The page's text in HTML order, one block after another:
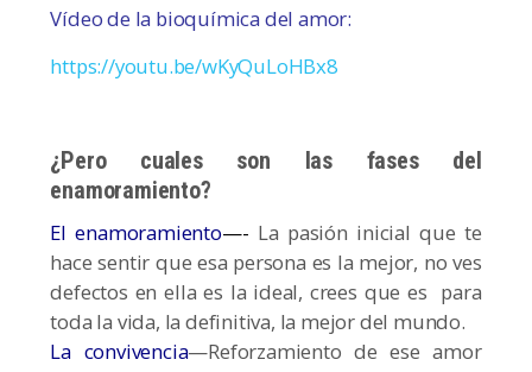
Vídeo de la bioquímica del amor:
https://youtu.be/wKyQuLoHBx8
¿Pero cuales son las fases del
enamoramiento?
El enamoramiento—- La pasión inicial que te
hace sentir que esa persona es la mejor, no ves
defectos en ella es la ideal, crees que es para
toda la vida, la definitiva, la mejor del mundo.
La convivencia—Reforzamiento de ese amor